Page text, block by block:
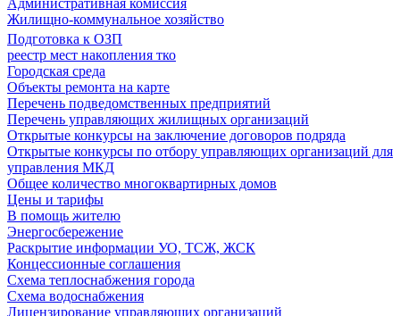
Административная комиссия
Жилищно-коммунальное хозяйство
Подготовка к ОЗП
реестр мест накопления тко
Городская среда
Объекты ремонта на карте
Перечень подведомственных предприятий
Перечень управляющих жилищных организаций
Открытые конкурсы на заключение договоров подряда
Открытые конкурсы по отбору управляющих организаций для
управления МКД
Общее количество многоквартирных домов
Цены и тарифы
В помощь жителю
Энергосбережение
Раскрытие информации УО, ТСЖ, ЖСК
Концессионные соглашения
Схема теплоснабжения города
Схема водоснабжения
Лицензирование управляющих организаций